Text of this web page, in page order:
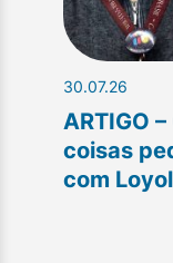
30.07.26
ARTIGO
coisas
com